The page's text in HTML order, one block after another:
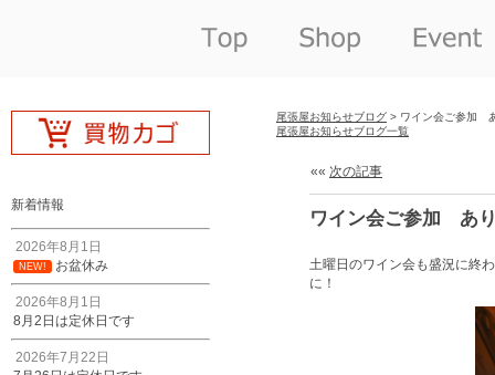
新着情報
2026年8月1日
NEW! お盆休み
2026年8月1日
8月2日は定休日です
2026年7月22日
尾張屋お知らせブログ > ワイン会ご参加
尾張屋お知らせブログ一覧
«« 次の記事
ワイン会ご参加 あ
土曜日のワイン会も盛況に終
に！